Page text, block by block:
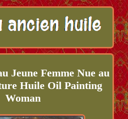
Jeune Femme Nue au
Huile Oil Painting
Woman